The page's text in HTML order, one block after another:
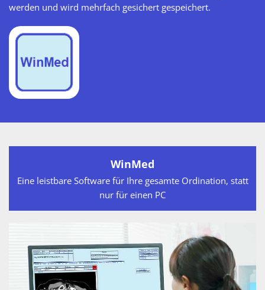
werden und wird mehrfach gesichert gespeichert.
WinMed
Eine leistbare Software für Ihre gesamte Ordination, statt
nur für einen PC